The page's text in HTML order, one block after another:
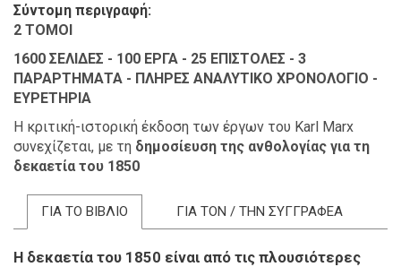
Σύντομη περιγραφή
2 ΤΟΜΟΙ
1600 ΣΕΛΙΔΕΣ - 100 ΕΡΓΑ - 25 ΕΠΙΣΤΟΛΕΣ - 3
ΠΑΡΑΡΤΗΜΑΤΑ - ΠΛΗΡΕΣ ΑΝΑΛΥΤΙΚΟ ΧΡΟΝΟΛΟΓΙΟ -
ΕΥΡΕΤΗΡΙΑ
Η κριτική-ιστορική έκδοση των έργων του Karl Marx
συνεχίζεται, με τη δημοσίευση της ανθολογίας για τη
δεκαετία του 1850
ΓΙΑ ΤΟ ΒΙΒΛΙΟ ΓΙΑ ΤΟΝ / ΤΗΝ ΣΥΓΓΡΑΦΕΑ
Η δεκαετία του 1850 είναι από τις πλουσιότερες